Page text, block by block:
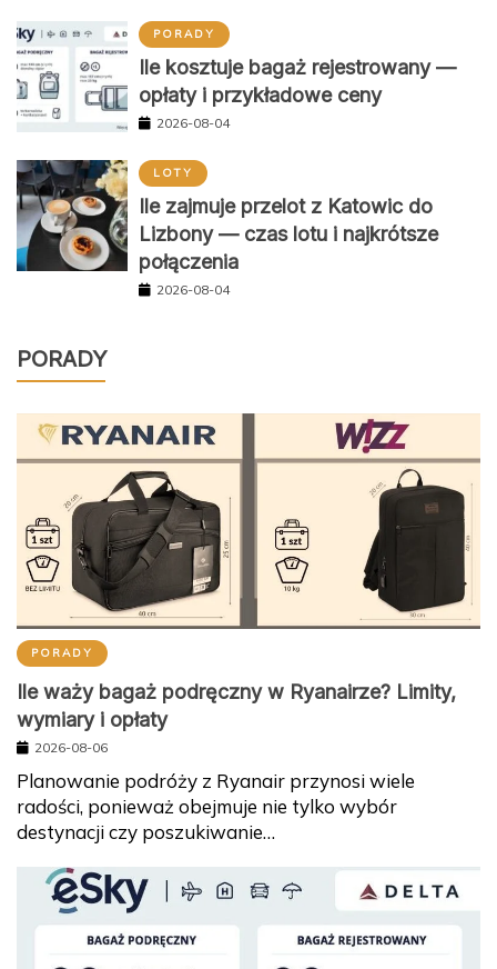
PORADY
Ile kosztuje bagaż rejestrowany —
opłaty i przykładowe ceny
2026-08-04
LOTY
Ile zajmuje przelot z Katowic do
Lizbony — czas lotu i najkrótsze
połączenia
2026-08-04
PORADY
PORADY
Ile waży bagaż podręczny w Ryanairze? Limity,
wymiary i opłaty
2026-08-06
Planowanie podróży z Ryanair przynosi wiele
radości, ponieważ obejmuje nie tylko wybór
destynacji czy poszukiwanie…